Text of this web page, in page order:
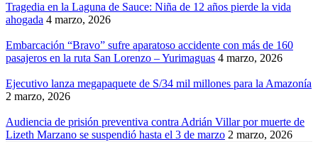
Tragedia en la Laguna de Sauce: Niña de 12 años pierde la vida
ahogada 4 marzo, 2026
Embarcación “Bravo” sufre aparatoso accidente con más de 160
pasajeros en la ruta San Lorenzo – Yurimaguas 4 marzo, 2026
Ejecutivo lanza megapaquete de S/34 mil millones para la Amazonía
2 marzo, 2026
Audiencia de prisión preventiva contra Adrián Villar por muerte de
Lizeth Marzano se suspendió hasta el 3 de marzo 2 marzo, 2026